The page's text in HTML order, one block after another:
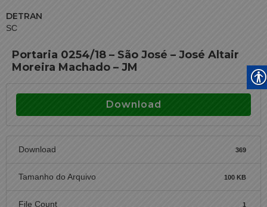
DETRAN
SC
Portaria 0254/18 – São José – José Altair
Moreira Machado – JM
Download
Download 369
Tamanho do Arquivo 100 KB
File Count 1